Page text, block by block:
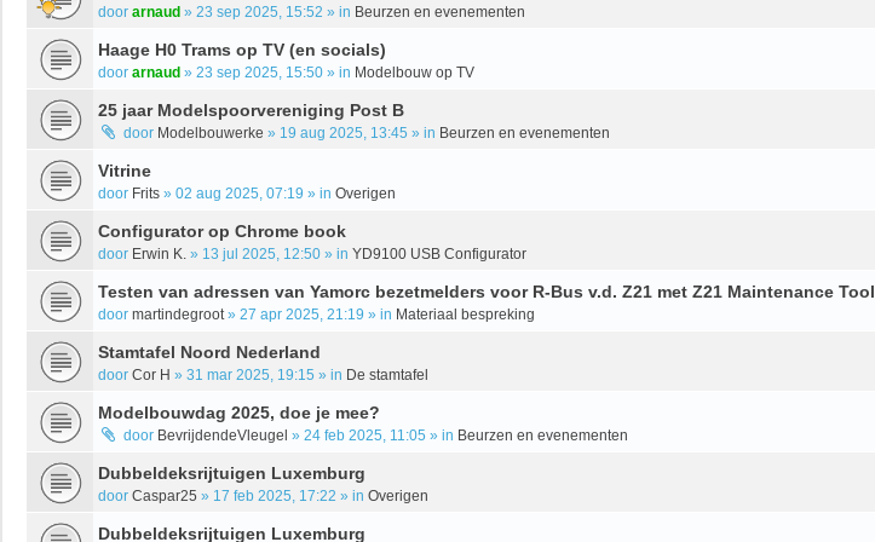
door arnaud » 23 sep 2025, 15:52 » in Beurzen en evenementen
Haage H0 Trams op TV (en socials)
door arnaud » 23 sep 2025, 15:50 » in Modelbouw op TV
25 jaar Modelspoorvereniging Post B
door Modelbouwerke » 19 aug 2025, 13:45 » in Beurzen en evenementen
Vitrine
door Frits » 02 aug 2025, 07:19 » in Overigen
Configurator op Chrome book
door Erwin K. » 13 jul 2025, 12:50 » in YD9100 USB Configurator
Testen van adressen van Yamorc bezetmelders voor R-Bus v.d. Z21 met Z21 Maintenance Tool
door martindegroot» 27 apr 2025, 21:19 » in Materiaal bespreking
Stamtafel Noord Nederland
door Cor H » 31 mar 2025, 19:15 » in De stamtafel
Modelbouwdag 2025, doe je mee?
door BevrijdendeVleugel » 24 feb 2025, 11:05 » in Beurzen en evenementen
Dubbeldeksrijtuigen Luxemburg
door Caspar25 » 17 feb 2025, 17:22 » in Overigen
Dubbeldeksrijtuigen Luxemburg